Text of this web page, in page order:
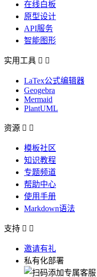
在线白板
原型设计
API服务
智能图形
实用工具  
LaTex公式编辑器
Geogebra
Mermaid
PlantUML
资源  
模板社区
知识教程
专题频道
帮助中心
使用手册
Markdown语法
支持  
邀请有礼
私有化部署